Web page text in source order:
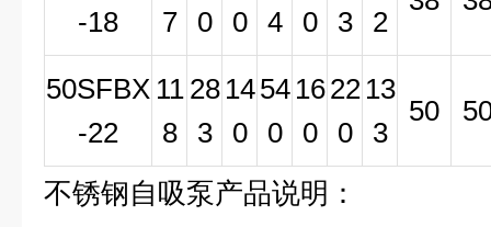
-18
7
0
0
4
0
3
2
50SFBX
-22
11
8
28
3
14
0
54
0
16
0
22
0
13
3
50
不锈钢自吸泵产品说明：